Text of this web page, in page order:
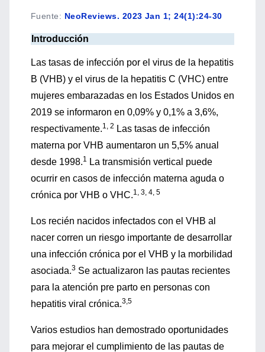
Fuente: NeoReviews. 2023 Jan 1; 24(1):24-30
Introducción
Las tasas de infección por el virus de la hepatitis
B (VHB) y el virus de la hepatitis C (VHC) entre
mujeres embarazadas en los Estados Unidos en
2019 se informaron en 0,09% y 0,1% a 3,6%,
respectivamente.1, 2 Las tasas de infección
materna por VHB aumentaron un 5,5% anual
desde 1998.1 La transmisión vertical puede
ocurrir en casos de infección materna aguda o
crónica por VHB o VHC.1, 3, 4, 5
Los recién nacidos infectados con el VHB al
nacer corren un riesgo importante de desarrollar
una infección crónica por el VHB y la morbilidad
asociada.3 Se actualizaron las pautas recientes
para la atención pre parto en personas con
hepatitis viral crónica.3,5
Varios estudios han demostrado oportunidades
para mejorar el cumplimiento de las pautas de